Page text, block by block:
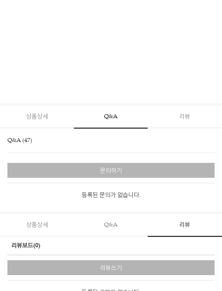
상품상세 Q&A 리뷰
Q&A (47)
문의하기
등록된 문의가 없습니다.
상품상세 Q&A 리뷰
리뷰보드(0)
리뷰쓰기